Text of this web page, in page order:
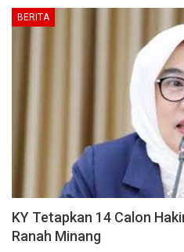
BERITA
KY Tetapkan 14 Calon
Ranah Minang